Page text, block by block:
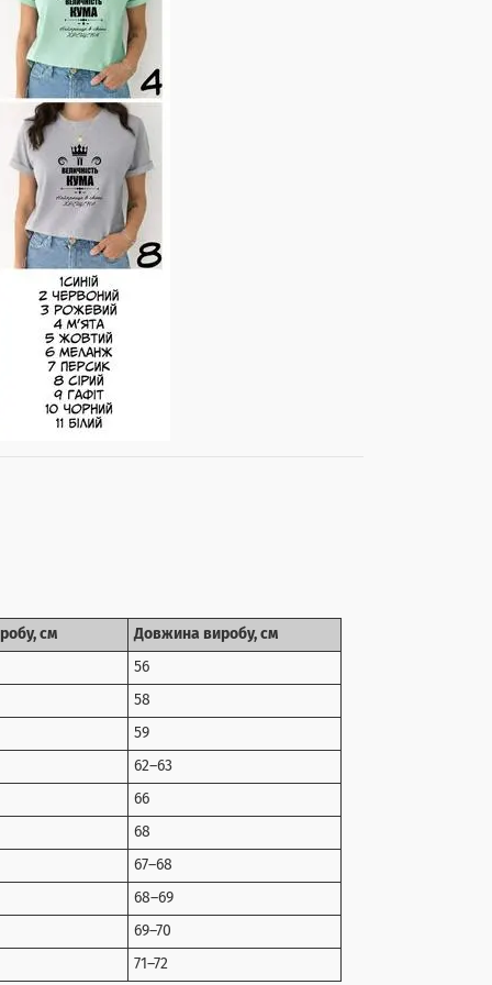
см Довжина виробу, см
56
58
59
62–63
66
68
67–68
68–69
69–70
71–72